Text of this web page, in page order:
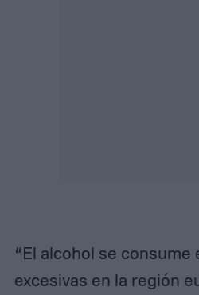
“El alcohol se consume
excesivas en la región